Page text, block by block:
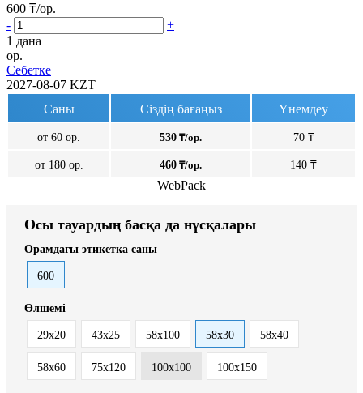
600 ₸/ор.
-
+
1 дана
ор.
Себетке
2027-08-07 KZT
Саны
Сіздің бағаңыз Үнемдеу
от 60 ор. 530 ₸/ор. 70 ₸
от 180 ор. 460 ₸/ор. 140 ₸
WebPack
Осы тауардың басқа да нұсқалары
Орамдағы этикетка саны
600
Өлшемі
29x20 43х25 58x100 58х30 58х40
58х60 75х120 100х100 100х150